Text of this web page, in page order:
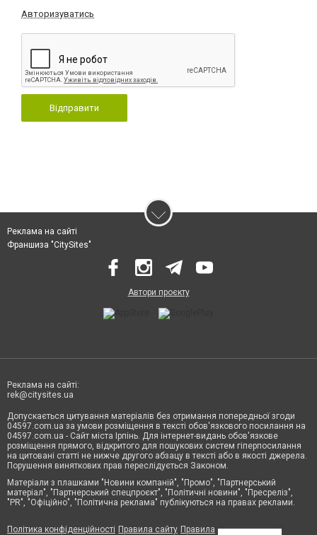
Авторизуватись
Відправити
Реклама на сайті
Франшиза "CitySites"
Автори проєкту
Реклама на сайті:
rek@citysites.ua
Допускається цитування матеріалів без отримання попередньої згоди
04597.com.ua за умови розміщення в тексті обов'язкового посилання на
04597.com.ua - Сайт міста Ірпінь. Для інтернет-видань обов'язкове
розміщення прямого, відкритого для пошукових систем гіперпосилання
на цитовані статті не нижче другого абзацу в тексті або в якості джерела.
Порушення виняткових прав переслідується Законом.
Матеріали з плашками "Новини компаній", "Промо", "Партнерський
матеріал", "Партнерський спецпроєкт", "Політичні новини", "Пресреліз",
"PR", "Офіційно", "Політична реклама" публікуються на правах реклами.
Політика конфіденційності Правила сайту Правила